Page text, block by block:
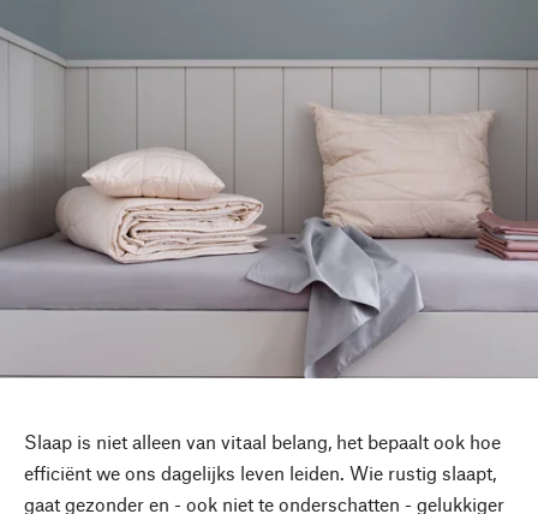
Slaap is niet alleen van vitaal belang, het bepaalt ook hoe
efficiënt we ons dagelijks leven leiden. Wie rustig slaapt,
gaat gezonder en - ook niet te onderschatten - gelukkiger